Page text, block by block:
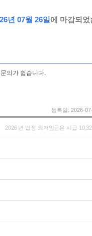
년 07월 26일에 마감되었
의가 쉽습니다.
등록일: 2026-
2026 년 법정 최저임금은 시급